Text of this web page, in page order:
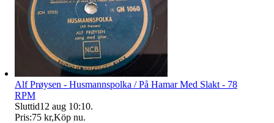
Alf Prøysen - Husmannspolka / På Hamar Med Slakt - 78
RPM
Sluttid12 aug 10:10.
Pris:75 kr,Köp nu.